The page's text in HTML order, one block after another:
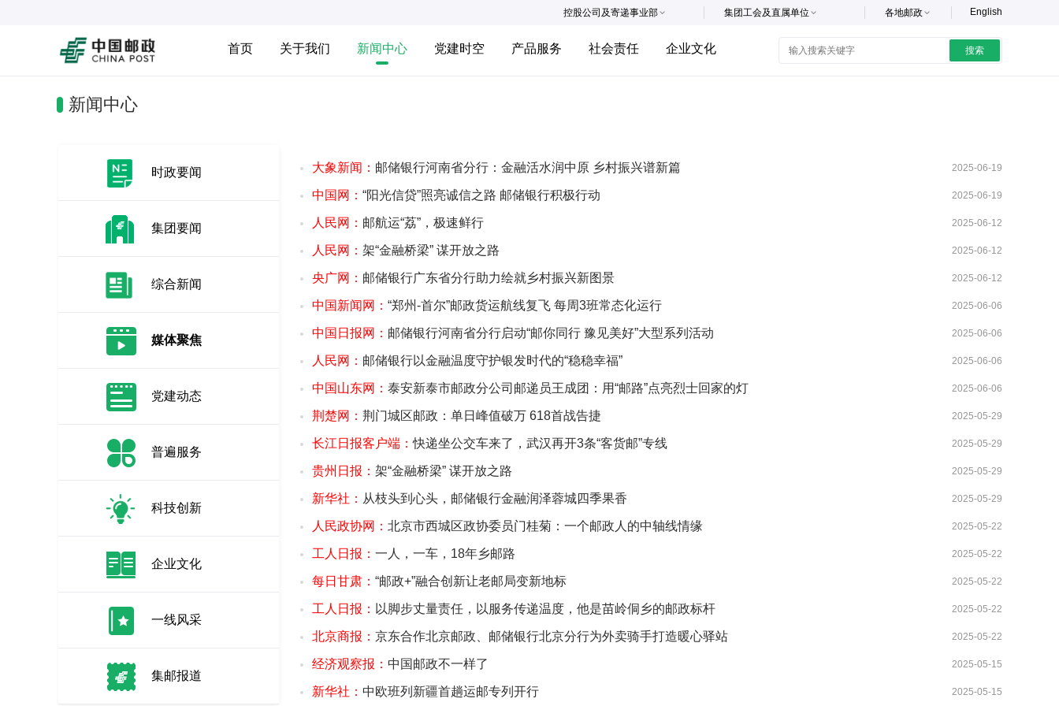
English
各地邮政
集团工会及直属单位
控股公司及寄递事业部
首页 关于我们 新闻中心 党建时空 产品服务 社会责任 企业文化 搜索
新闻中心
时政要闻
集团要闻
综合新闻
媒体聚焦
党建动态
普遍服务
科技创新
企业文化
一线风采
集邮报道
大象新闻： 邮储银行河南省分行：金融活水润中原 乡村振兴谱新篇 2025-06-19
中国网： “阳光信贷”照亮诚信之路 邮储银行积极行动 2025-06-19
人民网： 邮航运“荔”，极速鲜行 2025-06-12
人民网： 架“金融桥梁” 谋开放之路 2025-06-12
央广网： 邮储银行广东省分行助力绘就乡村振兴新图景 2025-06-12
中国新闻网： “郑州-首尔”邮政货运航线复飞 每周3班常态化运行 2025-06-06
中国日报网： 邮储银行河南省分行启动“邮你同行 豫见美好”大型系列活动 2025-06-06
人民网： 邮储银行以金融温度守护银发时代的“稳稳幸福” 2025-06-06
中国山东网： 泰安新泰市邮政分公司邮递员王成团：用“邮路”点亮烈士回家的灯 2025-06-06
荆楚网： 荆门城区邮政：单日峰值破万 618首战告捷 2025-05-29
长江日报客户端：快递坐公交车来了，武汉再开3条“客货邮”专线 2025-05-29
贵州日报： 架“金融桥梁” 谋开放之路 2025-05-29
新华社： 从枝头到心头，邮储银行金融润泽蓉城四季果香 2025-05-29
人民政协网： 北京市西城区政协委员门桂菊：一个邮政人的中轴线情缘 2025-05-22
工人日报： 一人，一车，18年乡邮路 2025-05-22
每日甘肃： “邮政+”融合创新让老邮局变新地标 2025-05-22
工人日报： 以脚步丈量责任，以服务传递温度，他是苗岭侗乡的邮政标杆 2025-05-22
北京商报： 京东合作北京邮政、邮储银行北京分行为外卖骑手打造暖心驿站 2025-05-22
经济观察报： 中国邮政不一样了 2025-05-15
新华社： 中欧班列新疆首趟运邮专列开行 2025-05-15